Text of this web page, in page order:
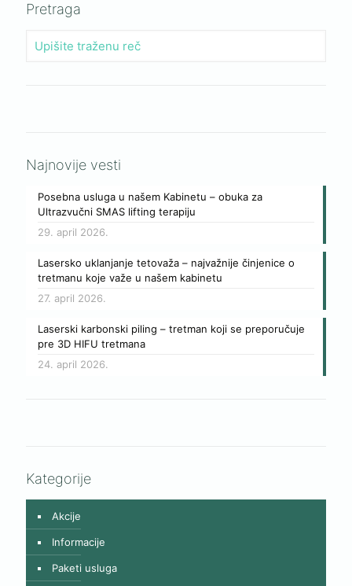
Pretraga
Najnovije vesti
Posebna usluga u našem Kabinetu – obuka za
Ultrazvučni SMAS lifting terapiju
29. april 2026.
Lasersko uklanjanje tetovaža – najvažnije činjenice o
tretmanu koje važe u našem kabinetu
27. april 2026.
Laserski karbonski piling – tretman koji se preporučuje
pre 3D HIFU tretmana
24. april 2026.
Kategorije
Akcije
Informacije
Paketi usluga